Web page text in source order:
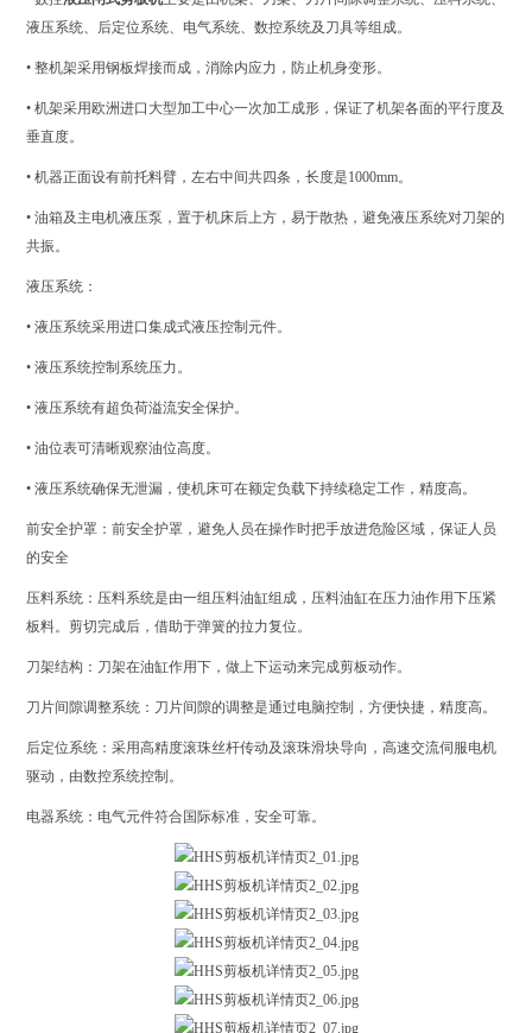
液压系统、后定位系统、电气系统、数控系统及刀具等组成。
• 整机架采用钢板焊接而成，消除内应力，防止机身变形。
• 机架采用欧洲进口大型加工中心一次加工成形，保证了机架各面的平行度及
垂直度。
• 机器正面设有前托料臂，左右中间共四条，长度是1000mm。
• 油箱及主电机液压泵，置于机床后上方，易于散热，避免液压系统对刀架的
共振。
液压系统：
• 液压系统采用进口集成式液压控制元件。
• 液压系统控制系统压力。
• 液压系统有超负荷溢流安全保护。
• 油位表可清晰观察油位高度。
• 液压系统确保无泄漏，使机床可在额定负载下持续稳定工作，精度高。
前安全护罩：前安全护罩，避免人员在操作时把手放进危险区域，保证人员
的安全
压料系统：压料系统是由一组压料油缸组成，压料油缸在压力油作用下压紧
板料。剪切完成后，借助于弹簧的拉力复位。
刀架结构：刀架在油缸作用下，做上下运动来完成剪板动作。
刀片间隙调整系统：刀片间隙的调整是通过电脑控制，方便快捷，精度高。
后定位系统：采用高精度滚珠丝杆传动及滚珠滑块导向，高速交流伺服电机
驱动，由数控系统控制。
电器系统：电气元件符合国际标准，安全可靠。